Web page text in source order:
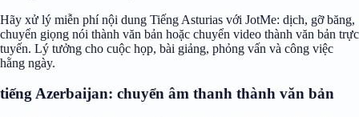
Hãy xử lý miễn phí nội dung Tiếng Asturias với JotMe: dịch, gỡ băng,
chuyển giọng nói thành văn bản hoặc chuyển video thành văn bản trực
tuyến. Lý tưởng cho cuộc họp, bài giảng, phỏng vấn và công việc
hằng ngày.
tiếng Azerbaijan: chuyển âm thanh thành văn bản